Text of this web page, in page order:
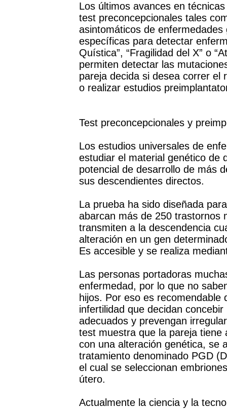
Los últimos avances en
test preconcepcionales tales
asintomáticos de
específicas para detectar
Quística”, “Fragilidad del X” o
permiten detectar las
pareja decida si desea correr el
o realizar estudios
Test preconcepcionales y
Los estudios universales de
estudiar el material genético de
potencial de desarrollo de más
sus descendientes directos.
La prueba ha sido diseñada
abarcan más de 250 trastornos
transmiten a la descendencia
alteración en un gen
Es accesible y se realiza
Las personas portadoras
enfermedad, por lo que no
hijos. Por eso es recomendable
infertilidad que decidan
adecuados y prevengan
test muestra que la pareja tiene
con una alteración genética, se
tratamiento denominado PGD
el cual se seleccionan
útero.
Actualmente la ciencia y la